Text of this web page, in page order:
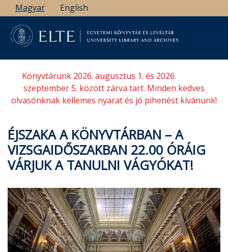
Ugrás
a
tartalomra
Magyar English
Könyvtárunk 2026. augusztus 1. és 2026.
szeptember 5. között zárva tart. Minden kedves
olvasónknak kellemes nyarat és jó pihenést kívánunk!
ÉJSZAKA A KÖNYVTÁRBAN – A
VIZSGAIDŐSZAKBAN 22.00 ÓRÁIG
VÁRJUK A TANULNI VÁGYÓKAT!